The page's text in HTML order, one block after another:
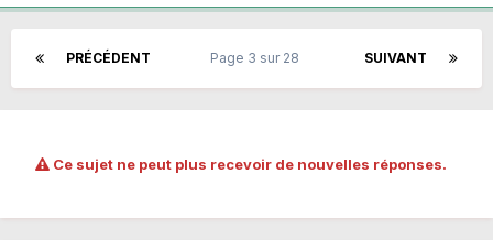
PRÉCÉDENT SUIVANT
Page 3 sur 28
Ce sujet ne peut plus recevoir de nouvelles réponses.